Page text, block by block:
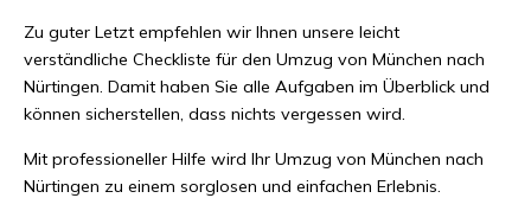
Zu guter Letzt empfehlen wir Ihnen unsere leicht
verständliche Checkliste für den Umzug von München nach
Nürtingen. Damit haben Sie alle Aufgaben im Überblick und
können sicherstellen, dass nichts vergessen wird.
Mit professioneller Hilfe wird Ihr Umzug von München nach
Nürtingen zu einem sorglosen und einfachen Erlebnis.